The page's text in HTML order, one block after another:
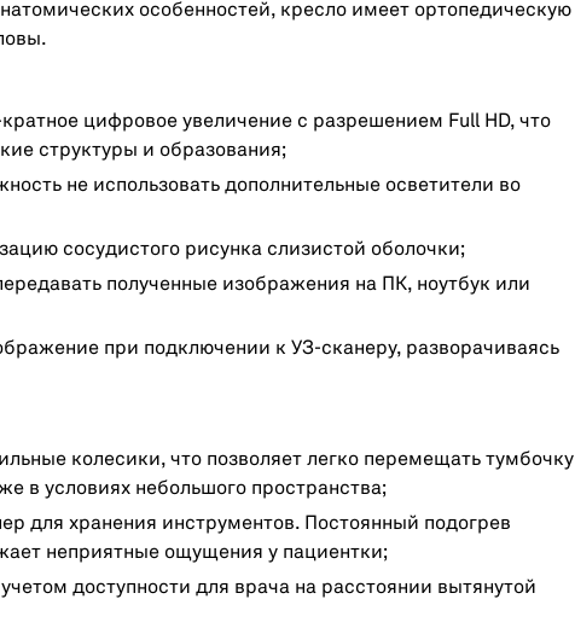
особенностей, кресло имеет ортопедическую
цифровое увеличение с разрешением Full HD, что
структуры и образования;
не использовать дополнительные осветители во
сосудистого рисунка слизистой оболочки;
полученные изображения на ПК, ноутбук или
при подключении к УЗ-сканеру, разворачиваясь
колесики, что позволяет легко перемещать тумбочку
в условиях небольшого пространства;
для хранения инструментов. Постоянный подогрев
неприятные ощущения у пациентки;
доступности для врача на расстоянии вытянутой